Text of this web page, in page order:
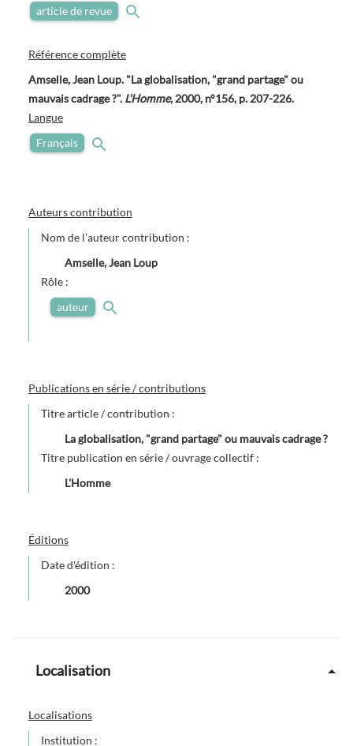
article de revue
Référence complète
Amselle, Jean Loup. "La globalisation, "grand partage" ou
mauvais cadrage ?". L'Homme, 2000, n°156, p. 207-226.
Langue
Français
Auteurs contribution
Nom de l'auteur contribution :
Amselle, Jean Loup
Rôle :
auteur
Publications en série / contributions
Titre article / contribution :
La globalisation, "grand partage" ou mauvais cadrage ?
Titre publication en série / ouvrage collectif :
L'Homme
Éditions
Date d'édition :
2000
Localisation
Localisations
Institution :